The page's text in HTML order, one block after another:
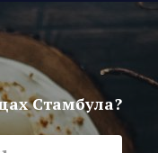
Стамбула?